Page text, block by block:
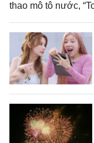
thao mô tô nước,